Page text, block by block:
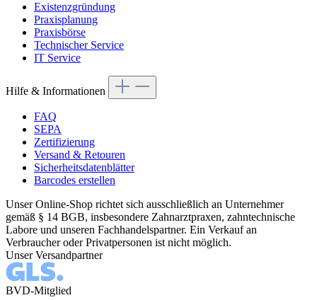
Existenzgründung
Praxisplanung
Praxisbörse
Technischer Service
IT Service
Hilfe & Informationen
FAQ
SEPA
Zertifizierung
Versand & Retouren
Sicherheitsdatenblätter
Barcodes erstellen
Unser Online-Shop richtet sich ausschließlich an Unternehmer
gemäß § 14 BGB, insbesondere Zahnarztpraxen, zahntechnische
Labore und unseren Fachhandelspartner. Ein Verkauf an
Verbraucher oder Privatpersonen ist nicht möglich.
Unser Versandpartner
BVD-Mitglied